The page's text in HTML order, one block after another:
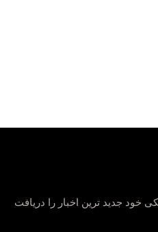
خود جدید ترین اخبار را دریافت